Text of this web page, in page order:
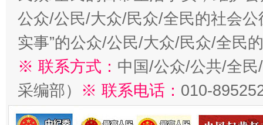
公众/公民/大众/民众/全民的社会公
实事”的公众/公民/大众/民众/全民
※ 联系方式： 中国/公众/公共/全
采编部） ※ 联系电话： 010-